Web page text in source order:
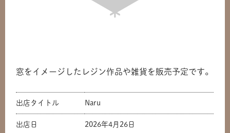
窓をイメージしたレジン作品や雑貨を販売予定です。
出店タイトル Naru
出店日 2026年4月26日